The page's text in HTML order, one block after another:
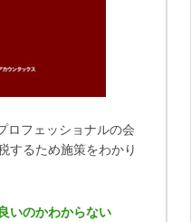
ロフェッショナルの会
するため施策をわかり
いのかわからない